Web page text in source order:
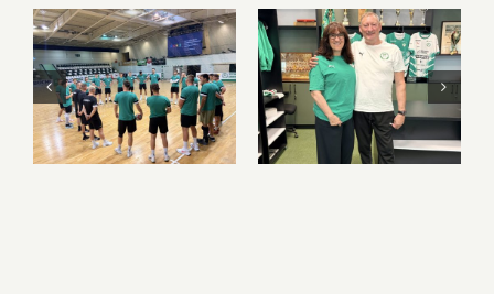
Új szezon, új
kihívások – itt a
következő szezon
kerete
Válogatott klasszis
csatlakozik a
bátorETOmanók
csapatához